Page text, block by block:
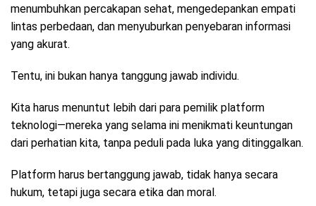
menumbuhkan percakapan sehat, mengedepankan empati
lintas perbedaan, dan menyuburkan penyebaran informasi
yang akurat.
Tentu, ini bukan hanya tanggung jawab individu.
Kita harus menuntut lebih dari para pemilik platform
teknologi—mereka yang selama ini menikmati keuntungan
dari perhatian kita, tanpa peduli pada luka yang ditinggalkan.
Platform harus bertanggung jawab, tidak hanya secara
hukum, tetapi juga secara etika dan moral.